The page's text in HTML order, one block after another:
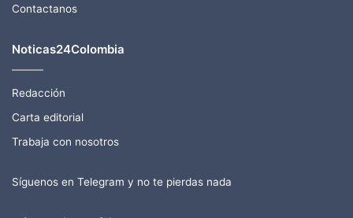
Contactanos
Noticas24Colombia
Redacción
Carta editorial
Trabaja con nosotros
Síguenos en Telegram y no te pierdas nada